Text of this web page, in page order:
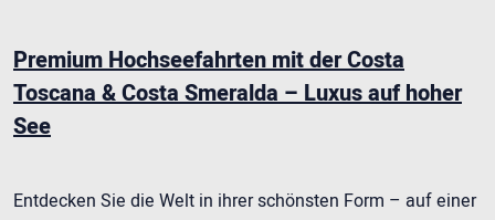
Premium Hochseefahrten mit der Costa
Toscana & Costa Smeralda – Luxus auf hoher
See
Entdecken Sie die Welt in ihrer schönsten Form – auf einer